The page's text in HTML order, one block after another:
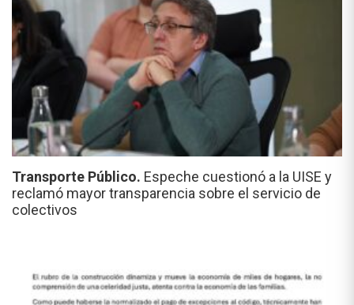
Transporte Público. Espeche cuestionó a la UISE y
reclamó mayor transparencia sobre el servicio de
colectivos